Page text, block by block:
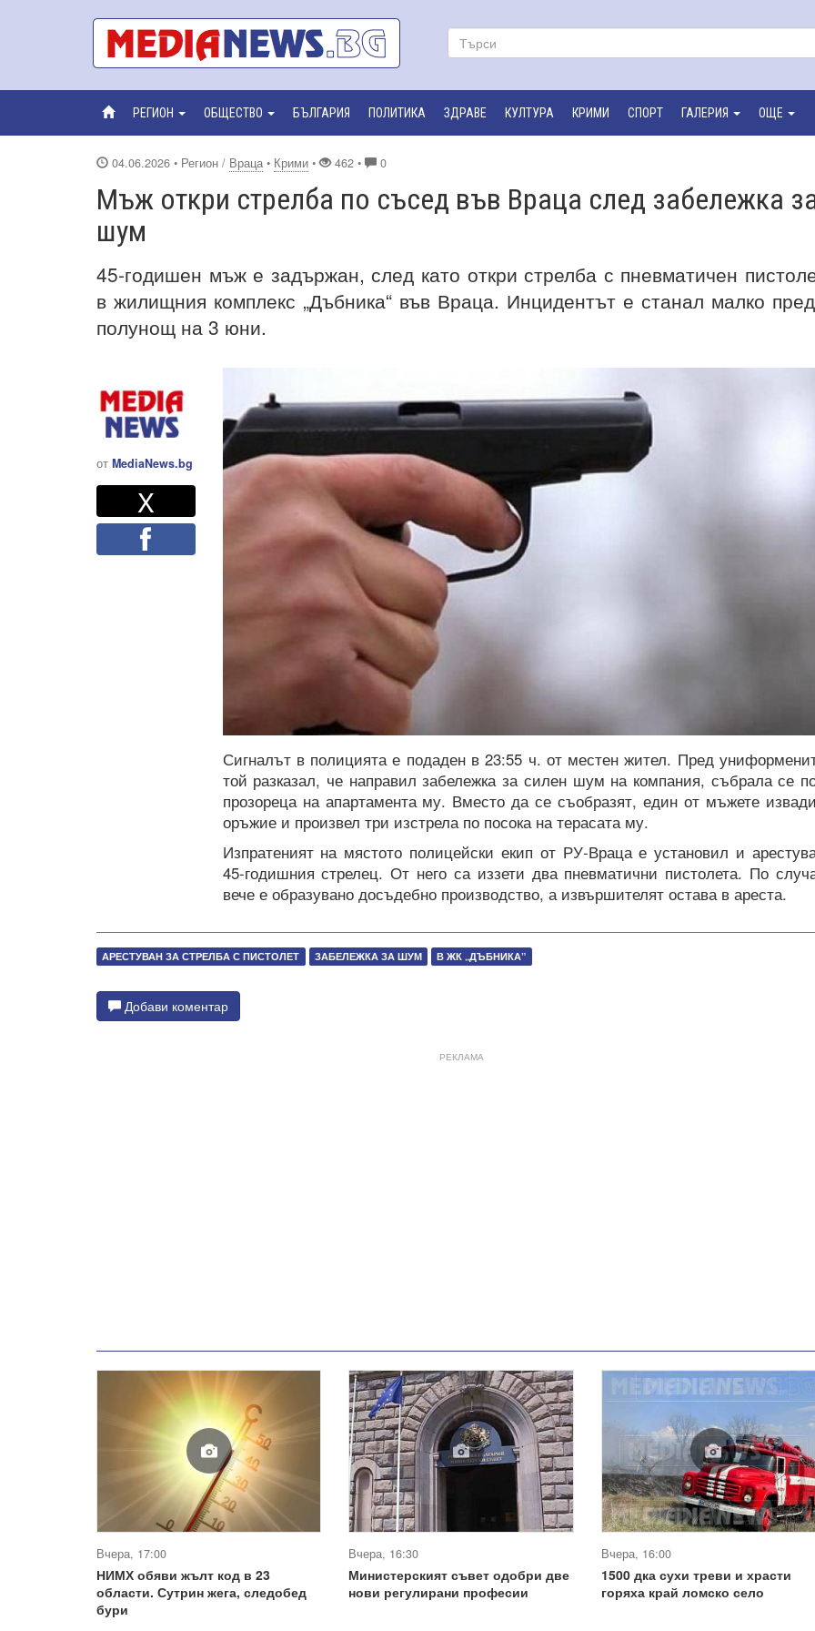
РЕГИОН ОБЩЕСТВО БЪЛГАРИЯ ПОЛИТИКА ЗДРАВЕ КУЛТУРА КРИМИ СПОРТ ГАЛЕРИЯ ОЩЕ
04.06.2026 • Регион / Враца • Крими • 462 • 0
Мъж откри стрелба по съсед във Враца след забележка
шум
45-годишен мъж е задържан, след като откри стрелба с пневматичен
в жилищния комплекс „Дъбника“ във Враца. Инцидентът е станал малко
полунощ на 3 юни.
от MediaNews.bg
Споделете
XTwitter
Facebook
Сигналът в полицията е подаден в 23:55 ч. от местен жител. Пред
той разказал, че направил забележка за силен шум на компания, събрала се
прозореца на апартамента му. Вместо да се съобразят, един от мъжете
оръжие и произвел три изстрела по посока на терасата му.
Изпратеният на мястото полицейски екип от РУ-Враца е установил и
45-годишния стрелец. От него са иззети два пневматични пистолета. По
вече е образувано досъдебно производство, а извършителят остава в ареста.
АРЕСТУВАН ЗА СТРЕЛБА С ПИСТОЛЕТ ЗАБЕЛЕЖКА ЗА ШУМ В ЖК „ДЪБНИКА”
Добави коментар
РЕКЛАМА
Вчера, 17:00
НИМХ обяви жълт код в 23
области. Сутрин жега, следобед
бури
Вчера, 16:30
Министерският съвет одобри две
нови регулирани професии
Вчера, 16:00
1500 дка сухи треви и храсти
горяха край ломско село